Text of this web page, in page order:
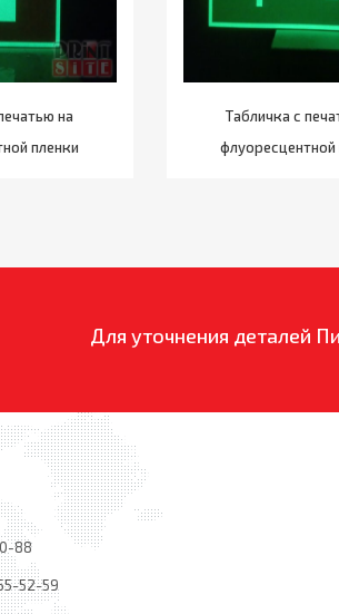
на
пленки
Табличка с
флуоресцентной
Для уточнения деталей
88
52-59